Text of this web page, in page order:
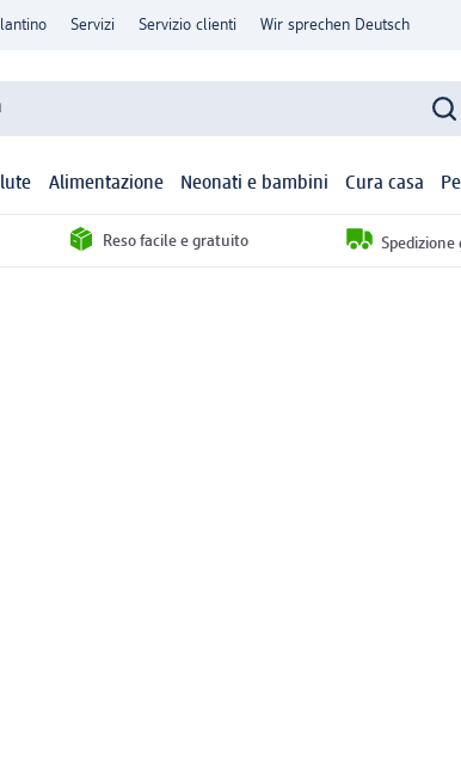
Servizi Servizio clienti Wir sprechen Deutsch
Alimentazione Neonati e bambini Cura casa
Reso facile e gratuito